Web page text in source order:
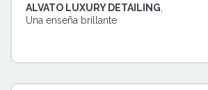
ALVATO LUXURY DETAILING
Una enseña brillante